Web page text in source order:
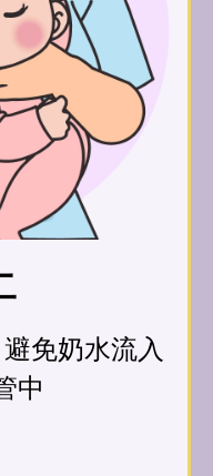
免奶水流入
中